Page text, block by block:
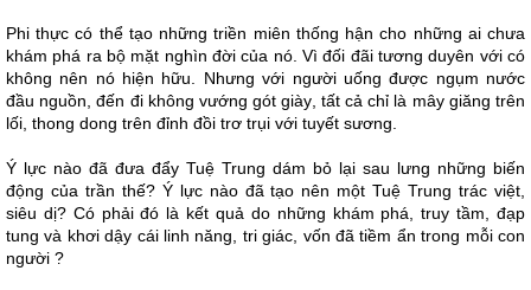
Phi thực có thể tạo những triền miên thống hận cho những ai chưa
khám phá ra bộ mặt nghìn đời của nó. Vì đối đãi tương duyên với có
không nên nó hiện hữu. Nhưng với người uống được ngụm nước
đầu nguồn, đến đi không vướng gót giày, tất cả chỉ là mây giăng trên
lối, thong dong trên đỉnh đồi trơ trụi với tuyết sương.
Ý lực nào đã đưa đẩy Tuệ Trung dám bỏ lại sau lưng những biến
động của trần thế? Ý lực nào đã tạo nên một Tuệ Trung trác việt,
siêu dị? Có phải đó là kết quả do những khám phá, truy tầm, đạp
tung và khơi dậy cái linh năng, tri giác, vốn đã tiềm ẩn trong mỗi con
người ?